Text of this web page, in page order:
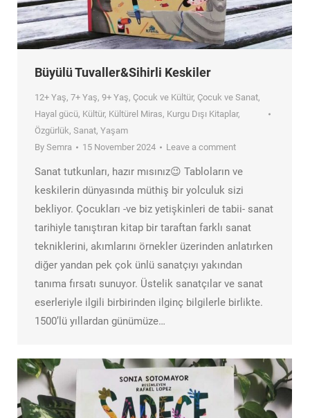
Büyülü Tuvaller&Sihirli Keskiler
12+ Yaş, 7+ Yaş, 9+ Yaş, Çocuk ve Kültür, Çocuk ve Sanat,
Hayal gücü, Kültür, Kültürel Miras, Kurgu Dışı Kitaplar,
Özgürlük, Sanat, Yaşam
By Semra 15 November 2024 Leave a comment
Sanat tutkunları, hazır mısınız😉 Tabloların ve
keskilerin dünyasında müthiş bir yolculuk sizi
bekliyor. Çocukları -ve biz yetişkinleri de tabii- sanat
tarihiyle tanıştıran kitap bir taraftan farklı sanat
tekniklerini, akımlarını örnekler üzerinden anlatırken
diğer yandan pek çok ünlü sanatçıyı yakından
tanıma fırsatı sunuyor. Üstelik sanatçılar ve sanat
eserleriyle ilgili birbirinden ilginç bilgilerle birlikte.
1500’lü yıllardan günümüze…